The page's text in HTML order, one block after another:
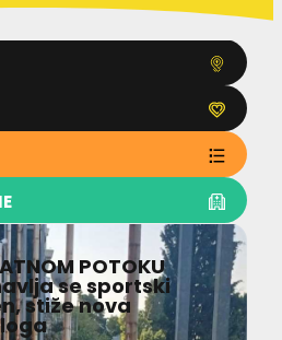
POTOKU
se sportski
stiže nova